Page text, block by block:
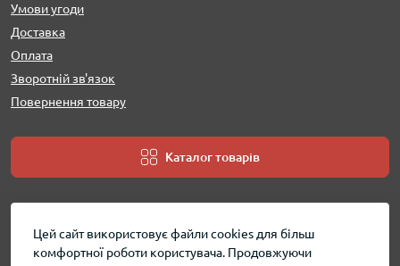
Умови угоди
Доставка
Оплата
Зворотній зв'язок
Повернення товару
Каталог товарів
Цей сайт використовує файли cookies для більш
комфортної роботи користувача. Продовжуючи